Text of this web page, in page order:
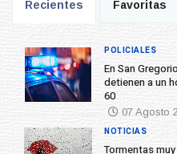
Recientes Favoritas
En San
detienen a un
60
07 Agosto
POLICIALES
Tormentas
NOTICIAS